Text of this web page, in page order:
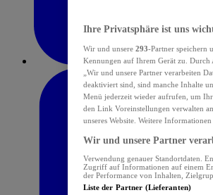
Ihre Privatsphäre ist uns
Wir und unsere 293-Partner speichern
Kennungen auf Ihrem Gerät zu.
„Wir und unsere Partner verarbeiten
deaktiviert sind, sind manche Inhalte
Menü jederzeit wieder aufrufen, um
den Link Voreinstellungen verwalten
unseres Website. Weitere
Wir und unsere Partner
Verwendung genauer Standortdaten.
Zugriff auf Informationen auf einem
der Performance von Inhalten,
Liste der Partner (Lieferanten)